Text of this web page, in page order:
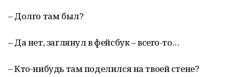
– Долго там был?
– Да нет, заглянул в фейсбук – всего-то…
– Кто-нибудь там поделился на твоей стене?